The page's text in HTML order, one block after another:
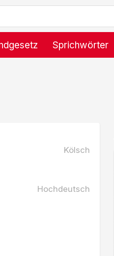
Sprichwörter
Kölsch
Hochdeutsch